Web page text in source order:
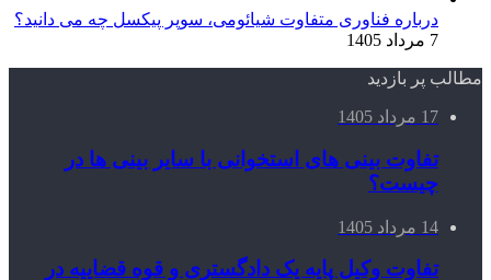
درباره فناوری متفاوت شیائومی، سوپر پیکسل چه می دانید؟
7 مرداد 1405
مطالب پر بازدید
17 مرداد 1405
تفاوت بینی های استخوانی با سایر بینی ها در
چیست؟
14 مرداد 1405
تفاوت وکیل پایه یک دادگستری و قوه قضاییه در